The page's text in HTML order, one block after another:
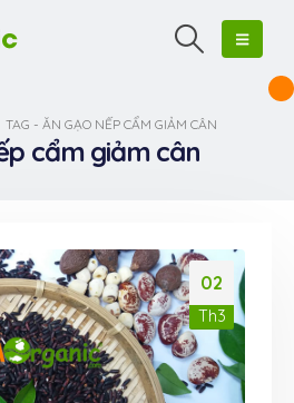
TAG - ĂN GẠO NẾP CẨM GIẢM CÂN
cẩm giảm cân
02
Th3